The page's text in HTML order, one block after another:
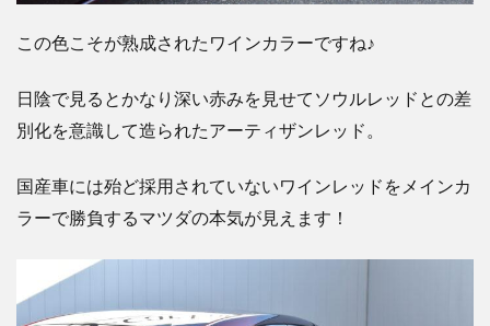
この色こそが熟成されたワインカラーですね♪
日陰で見るとかなり深い赤みを見せてソウルレッドとの差
別化を意識して造られたアーティザンレッド。
国産車には殆ど採用されていないワインレッドをメインカ
ラーで勝負するマツダの本気が見えます！